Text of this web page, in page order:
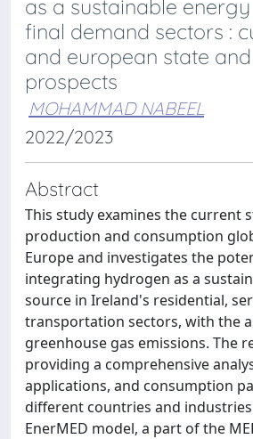
as a sustainable
final demand sectors :
and european state
prospects
MOHAMMAD NABEEL
2022/2023
Abstract
This study examines the current
production and consumption
Europe and investigates the
integrating hydrogen as a
source in Ireland's residential,
transportation sectors, with the
greenhouse gas emissions. The
providing a comprehensive
applications, and consumption
different countries and
EnerMED model, a part of the